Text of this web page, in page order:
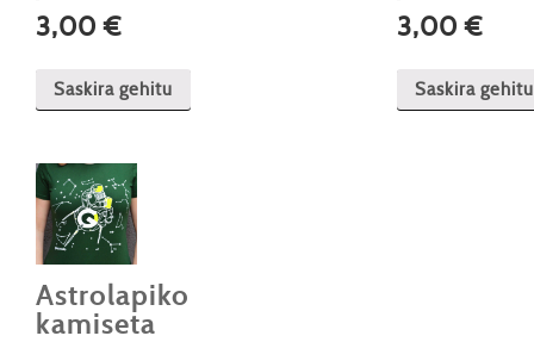
3,00€
Saskira gehitu
3,00€
Saskira gehitu
Astrolapiko
kamiseta